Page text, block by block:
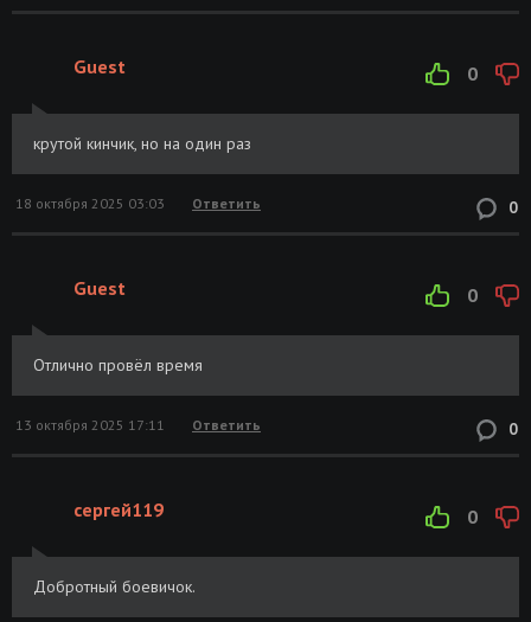
0
Guest
крутой кинчик, но на один раз
0
18 октября 2025 03:03 Ответить
0
Guest
Отлично провёл время
0
13 октября 2025 17:11 Ответить
0
сергей119
Добротный боевичок.